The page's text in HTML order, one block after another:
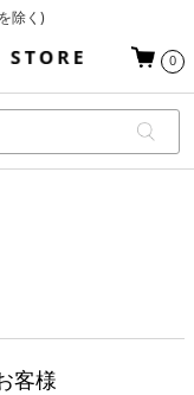
除く)
料無料
0
客様